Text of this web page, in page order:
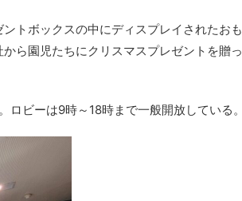
トボックスの中にディスプレイされたおも
ら園児たちにクリスマスプレゼントを贈っ
ビーは9時～18時まで一般開放している。